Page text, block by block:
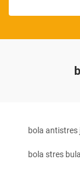
bola antistres
bola stres